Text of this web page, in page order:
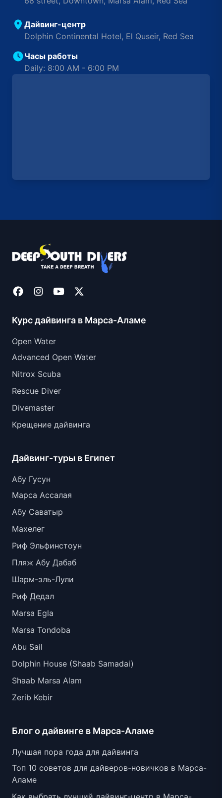
Дайвинг-центр
Dolphin Continental Hotel, El Quseir, Red Sea
Часы работы
Daily: 8:00 AM - 6:00 PM
Курс дайвинга в Марса-Аламе
Open Water
Advanced Open Water
Nitrox Scuba
Rescue Diver
Divemaster
Крещение дайвинга
Дайвинг-туры в Египет
Абу Гусун
Марса Ассалая
Абу Саватыр
Махелег
Риф Эльфинстоун
Пляж Абу Дабаб
Шарм-эль-Лули
Риф Дедал
Marsa Egla
Marsa Tondoba
Abu Sail
Dolphin House (Shaab Samadai)
Shaab Marsa Alam
Zerib Kebir
Блог о дайвинге в Марса-Аламе
Лучшая пора года для дайвинга
Топ 10 советов для дайверов-новичков в Марса-
Аламе